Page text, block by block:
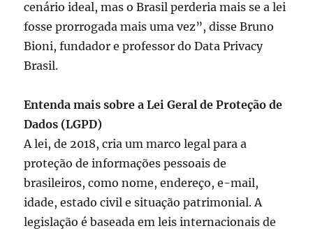
cenário ideal, mas o Brasil perderia mais se a lei
fosse prorrogada mais uma vez”, disse Bruno
Bioni, fundador e professor do Data Privacy
Brasil.
Entenda mais sobre a Lei Geral de Proteção de
Dados (LGPD)
A lei, de 2018, cria um marco legal para a
proteção de informações pessoais de
brasileiros, como nome, endereço, e-mail,
idade, estado civil e situação patrimonial. A
legislação é baseada em leis internacionais de